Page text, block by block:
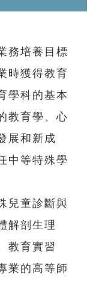
務培養目標
時獲得教育
學科的基本
教育學、心
展和新成
中等特殊學
兒童診斷與
解剖生理
教育實習
業的高等師